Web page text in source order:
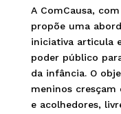
A ComCausa,
propõe uma
iniciativa articula
poder público
da infância. O
meninos
e acolhedores,